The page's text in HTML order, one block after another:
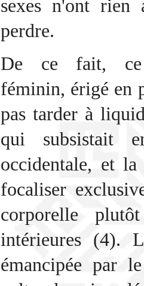
sexes n'ont
perdre.
De ce fait, ce
féminin, érigé en
pas tarder à
qui subsistait
occidentale, et
focaliser
corporelle
intérieures (4).
émancipée par